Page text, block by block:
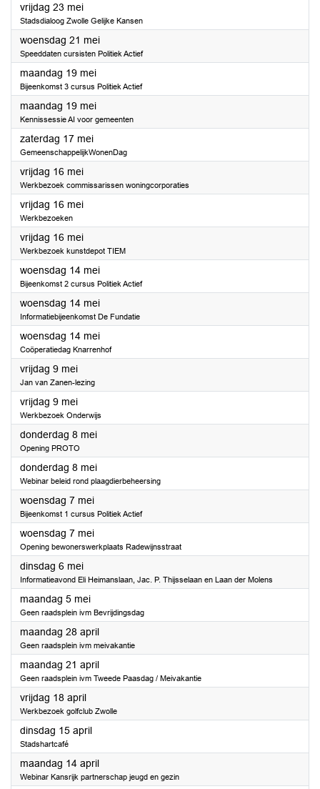
vrijdag 23 mei2025
Stadsdialoog Zwolle Gelijke Kansen
woensdag 21 mei2025
Speeddaten cursisten Politiek Actief
maandag 19 mei2025
Bijeenkomst 3 cursus Politiek Actief
maandag 19 mei2025
Kennissessie AI voor gemeenten
zaterdag 17 mei2025
GemeenschappelijkWonenDag
vrijdag 16 mei2025
Werkbezoek commissarissen woningcorporaties
vrijdag 16 mei2025
Werkbezoeken
vrijdag 16 mei2025
Werkbezoek kunstdepot TIEM
woensdag 14 mei2025
Bijeenkomst 2 cursus Politiek Actief
woensdag 14 mei2025
Informatiebijeenkomst De Fundatie
woensdag 14 mei2025
Coöperatiedag Knarrenhof
vrijdag 9 mei2025
Jan van Zanen-lezing
vrijdag 9 mei2025
Werkbezoek Onderwijs
donderdag 8 mei2025
Opening PROTO
donderdag 8 mei2025
Webinar beleid rond plaagdierbeheersing
woensdag 7 mei2025
Bijeenkomst 1 cursus Politiek Actief
woensdag 7 mei2025
Opening bewonerswerkplaats Radewijnsstraat
dinsdag 6 mei2025
Informatieavond Eli Heimanslaan, Jac. P. Thijsselaan en Laan der Molens
maandag 5 mei2025
Geen raadsplein ivm Bevrijdingsdag
maandag 28 april2025
Geen raadsplein ivm meivakantie
maandag 21 april2025
Geen raadsplein ivm Tweede Paasdag / Meivakantie
vrijdag 18 april2025
Werkbezoek golfclub Zwolle
dinsdag 15 april2025
Stadshartcafé
maandag 14 april2025
Webinar Kansrijk partnerschap jeugd en gezin